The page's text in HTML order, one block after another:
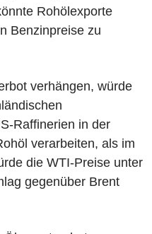
Rohölexporte
Benzinpreise zu
verhängen, würde
Raffinerien in der
verarbeiten, als im
die WTI-Preise unter
gegenüber Brent